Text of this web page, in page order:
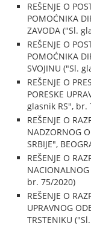
REŠENJE O
POMOĆNIKA
ZAVODA ("Sl.
REŠENJE O
POMOĆNIKA
SVOJINU ("Sl.
REŠENJE O
PORESKE
glasnik RS", br.
REŠENJE O
NADZORNOG
SRBIJE",
REŠENJE O
br. 75/2020)
REŠENJE O
UPRAVNOG
TRSTENIKU